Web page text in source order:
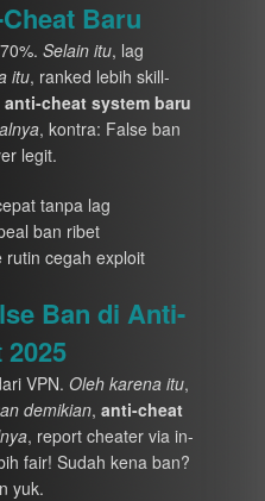
Baru
Selain itu, lag
itu, ranked lebih skill-
anti-cheat system baru
, kontra: False ban
legit.
tanpa lag
ban ribet
rutin cegah exploit
Ban di Anti-
2025
VPN. Oleh karena itu,
demikian, anti-cheat
, report cheater via in-
fair! Sudah kena ban?
yuk.